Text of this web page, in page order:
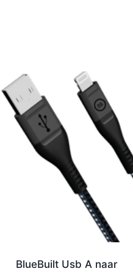
BlueBuilt Usb A naar